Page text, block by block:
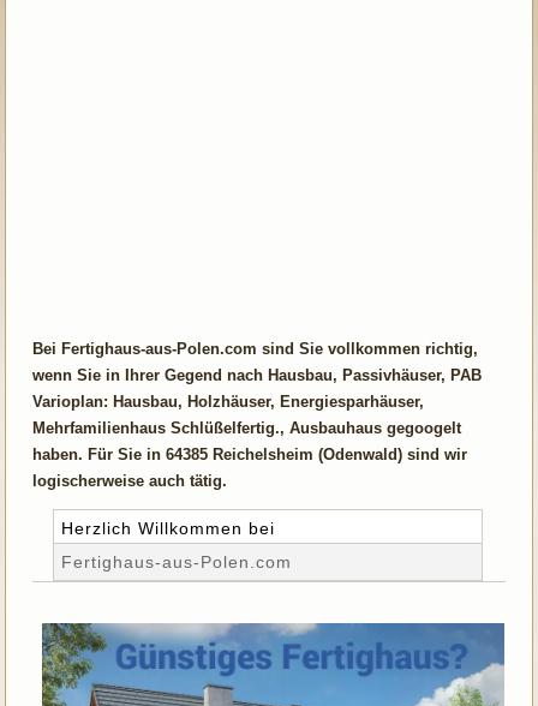
Bei Fertighaus-aus-Polen.com sind Sie vollkommen richtig,
wenn Sie in Ihrer Gegend nach Hausbau, Passivhäuser, PAB
Varioplan: Hausbau, Holzhäuser, Energiesparhäuser,
Mehrfamilienhaus Schlüßelfertig., Ausbauhaus gegoogelt
haben. Für Sie in 64385 Reichelsheim (Odenwald) sind wir
logischerweise auch tätig.
Herzlich Willkommen bei
Fertighaus-aus-Polen.com